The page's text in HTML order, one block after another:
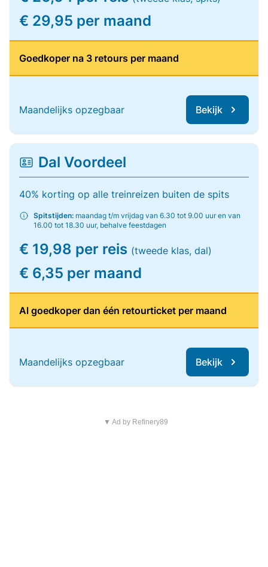
€ 29,95 per maand
Goedkoper na 3 retours per maand
Maandelijks opzegbaar Bekijk
Dal Voordeel
40% korting op alle treinreizen buiten de spits
Spitstijden: maandag t/m vrijdag van 6.30 tot 9.00 uur en van
16.00 tot 18.30 uur, behalve feestdagen
€ 19,98 per reis (tweede klas, dal)
€ 6,35 per maand
Al goedkoper dan één retourticket per maand
Maandelijks opzegbaar Bekijk
▼ Ad by Refinery89